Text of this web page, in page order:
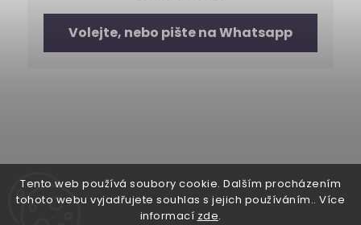
Tento web používá soubory cookie. Dalším procházením
tohoto webu vyjadřujete souhlas s jejich používáním.. Více
informací zde.
Volejte, nebo pište na Whatsapp